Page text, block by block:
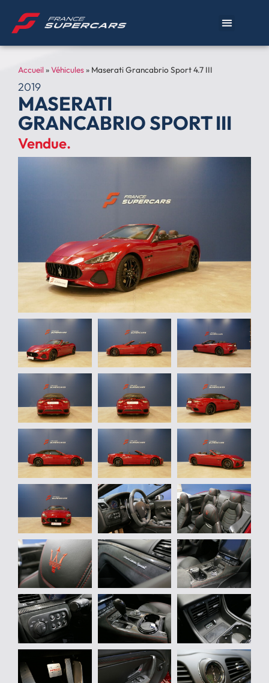
Accueil »Véhicules» Maserati Grancabrio Sport 4.7 III
2019
MASERATI
GRANCABRIO SPORT III
Vendue.